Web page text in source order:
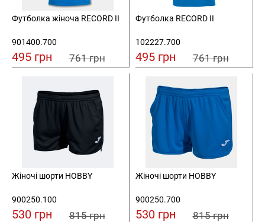
Футболка жіноча RECORD II
901400.700
495 грн 761 грн
Футболка RECORD II
102227.700
495 грн 761 грн
Жіночі шорти HOBBY
900250.100
530 грн 815 грн
Жіночі шорти HOBBY
900250.700
530 грн 815 грн